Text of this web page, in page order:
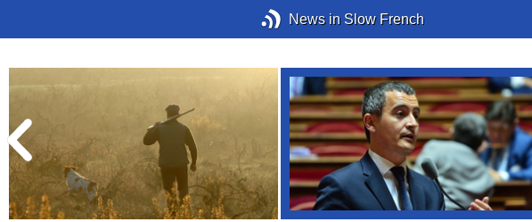
News in Slow French